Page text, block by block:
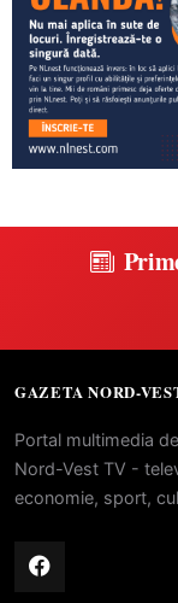
GAZETA NORD-
Portal multimedia
Nord-Vest TV -
economie, sport,